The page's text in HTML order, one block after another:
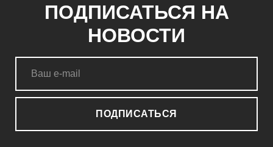
ПОДПИСАТЬСЯ НА
НОВОСТИ
ПОДПИСАТЬСЯ